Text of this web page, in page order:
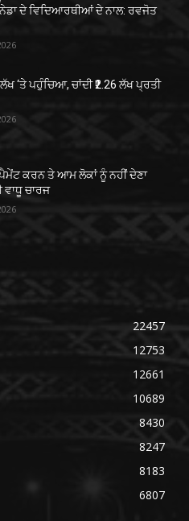
ਦੇ ਵਿਦਿਆਰਥੀਆਂ ਦੇ ਨਾਲ: ਰਵਜੋਤ
ਲੱਖ ‘ਤੇ ਪਹੁੰਚਿਆ, ਚਾਂਦੀ ₹2.26 ਲੱਖ ਪ੍ਰਤੀ
ਪੈਮੇਂਟ ਕਰਨ ਤੇ ਆਮ ਲੋਕਾਂ ਨੂੰ ਨਹੀਂ ਦੇਣਾ
ਚਾਰਜ
22457
12753
12661
10689
8430
8247
8183
6807